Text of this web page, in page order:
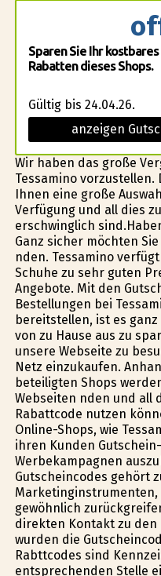
Sparen Sie Ihr
Rabatten dieses Shops.
Gültig bis 24.04.26.
anzeigen
Wir haben das große
Tessamino
Ihnen eine große
Verfügung und all dies
erschwinglich
Ganz sicher möchten
finden. Tessamino
Schuhe zu sehr guten
Angebote. Mit den
Bestellungen bei
bereitstellen, ist es
von zu Hause aus zu
unsere Webseite zu
Netz einzukaufen.
beteiligten Shops
Webseiten finden und all
Rabattcode nutzen
Online-Shops, wie
ihren Kunden
Werbekampagnen
Gutscheincodes gehört
Marketinginstrumenten,
gewöhnlich
direkten Kontakt zu
wurden die
Rabttcodes sind
entsprechenden Stelle